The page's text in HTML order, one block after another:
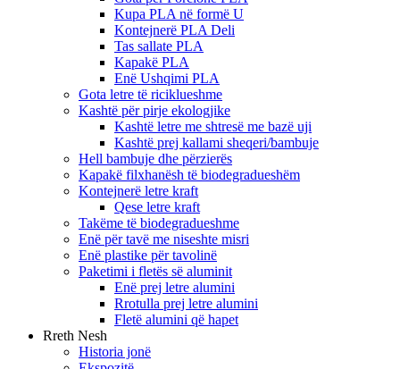
Kupa PLA në formë U
Kontejnerë PLA Deli
Tas sallate PLA
Kapakë PLA
Enë Ushqimi PLA
Gota letre të riciklueshme
Kashtë për pirje ekologjike
Kashtë letre me shtresë me bazë uji
Kashtë prej kallami sheqeri/bambuje
Hell bambuje dhe përzierës
Kapakë filxhanësh të biodegradueshëm
Kontejnerë letre kraft
Qese letre kraft
Takëme të biodegradueshme
Enë për tavë me niseshte misri
Enë plastike për tavolinë
Paketimi i fletës së aluminit
Enë prej letre alumini
Rrotulla prej letre alumini
Fletë alumini që hapet
Rreth Nesh
Historia jonë